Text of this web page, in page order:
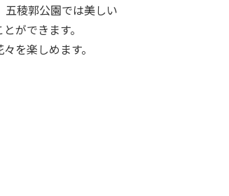
稜郭公園では美しい
ができます。
を楽しめます。